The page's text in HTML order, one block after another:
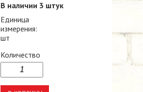
В наличии 3 штук
Единица
измерения:
шт
Количество